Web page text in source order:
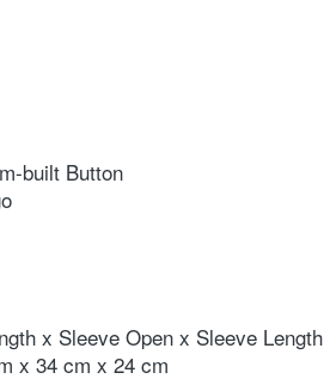
built Button
x Sleeve Open x Sleeve Length
x 34 cm x 24 cm